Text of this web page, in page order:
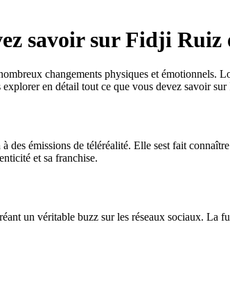
savoir sur Fidji Ruiz
changements physiques et émotionnels.
en détail tout ce que vous devez savoir
émissions de téléréalité. Elle sest fait
et sa franchise.
un véritable buzz sur les réseaux sociaux. La